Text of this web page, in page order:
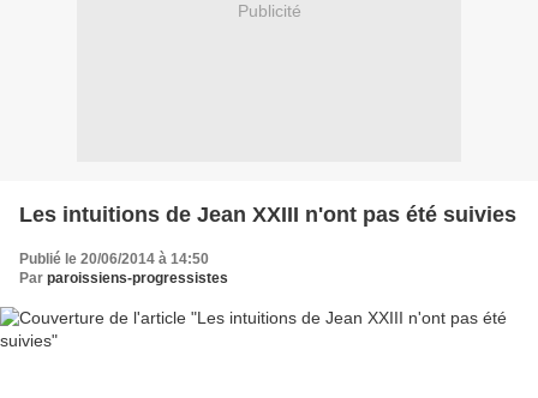
Publicité
Les intuitions de Jean XXIII n'ont pas été suivies
Publié le 20/06/2014 à 14:50
Par paroissiens-progressistes